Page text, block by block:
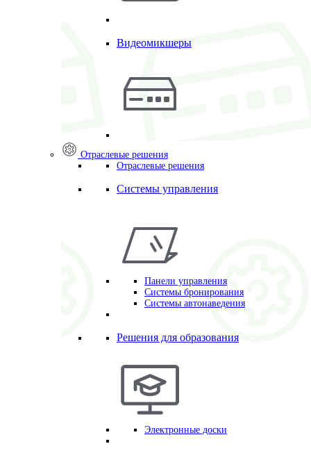
Видеомикшеры
Отраслевые решения
Отраслевые решения
Системы управления
Панели управления
Системы бронирования
Системы автонаведения
Решения для образования
Электронные доски